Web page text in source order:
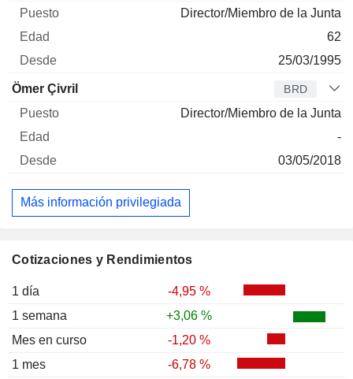
Cotizaciones y Rendimientos
1 día
-4,95 %
1 semana
+3,06 %
Mes en curso
-1,20 %
1 mes
-6,78 %
Director/Miembro de la Junta
62
25/03/1995
Ömer Çivril BRD
Director/Miembro de la Junta
-
03/05/2018
Más información privilegiada